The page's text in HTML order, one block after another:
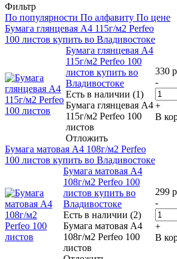
Фильтр
По популярности По алфавиту По цене
Бумага глянцевая A4 115г/м2 Perfeo
100 листов купить во Владивостоке
Бумага глянцевая A4
115г/м2 Perfeo 100
листов купить во
Владивостоке
Есть в наличии (1)
Бумага глянцевая A4
115г/м2 Perfeo 100
листов
Отложить
330
-
+
В
Бумага матовая A4 108г/м2 Perfeo
100 листов купить во Владивостоке
Бумага матовая A4
108г/м2 Perfeo 100
листов купить во
Владивостоке
Есть в наличии (2)
Бумага матовая A4
108г/м2 Perfeo 100
листов
299
-
+
В